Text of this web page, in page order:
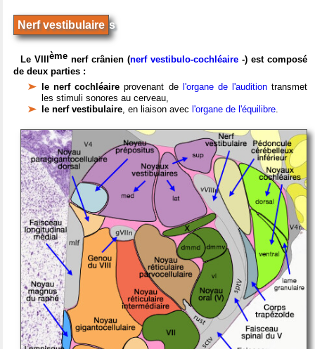
Nerf vestibulaire s
Le VIII ème nerf crânien (nerf vestibulo-cochléaire -) est composé
de deux parties :
le nerf cochléaire provenant de l'organe de l'auditiontransmet
les stimuli sonores au cerveau,
le nerf vestibulaire , en liaison avec l'organe de l'équilibre